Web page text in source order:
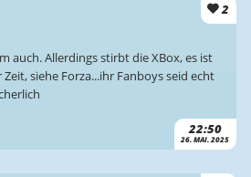
2
22:50
26. MAI. 2025
auch. Allerdings stirbt die XBox, es ist
siehe Forza...ihr Fanboys seid echt